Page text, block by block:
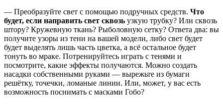
— Преобразуйте свет с помощью подручных средств. Что
будет, если направить свет сквозь узкую трубку? Или сквозь
штору? Кружевную ткань? Рыболовную сетку? Ответа два: вы
получите узоры из тени на вашей модели, либо свет будет
будет выделять лишь часть цветка, а всё остальное будет
тонуть во мраке. Потренируйтесь играть с тенями и
посмотрите, какие эффекты получаются. Можно создать
насадки собственными руками — вырежьте из бумаги
решётку, точечки, ломаные линии. Или, может, у вас есть
возможность поснимать с масками Гобо?